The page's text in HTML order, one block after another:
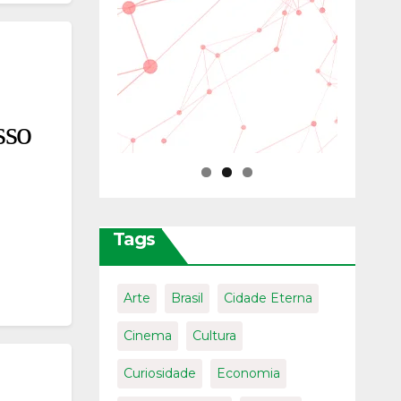
Tags
Arte Brasil Cidade Eterna
Cinema Cultura
Curiosidade Economia